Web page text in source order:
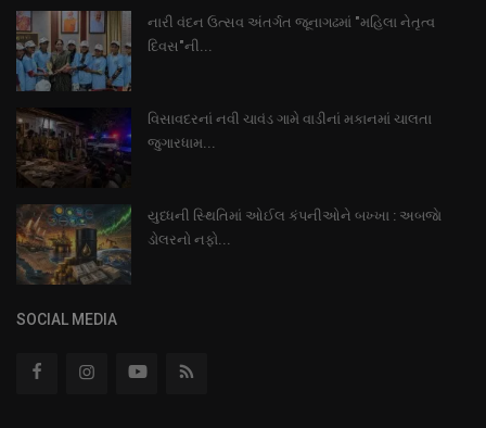
નારી વંદન ઉત્સવ અંતર્ગત જૂનાગઢમાં "મહિલા નેતૃત્વ
દિવસ"ની...
વિસાવદરનાં નવી ચાવંડ ગામે વાડીનાં મકાનમાં ચાલતા
જુગારધામ...
યુધ્ધની સ્થિતિમાં ઓઈલ કંપનીઓને બખ્ખા : અબજાે
ડોલરનો નફો...
SOCIAL MEDIA